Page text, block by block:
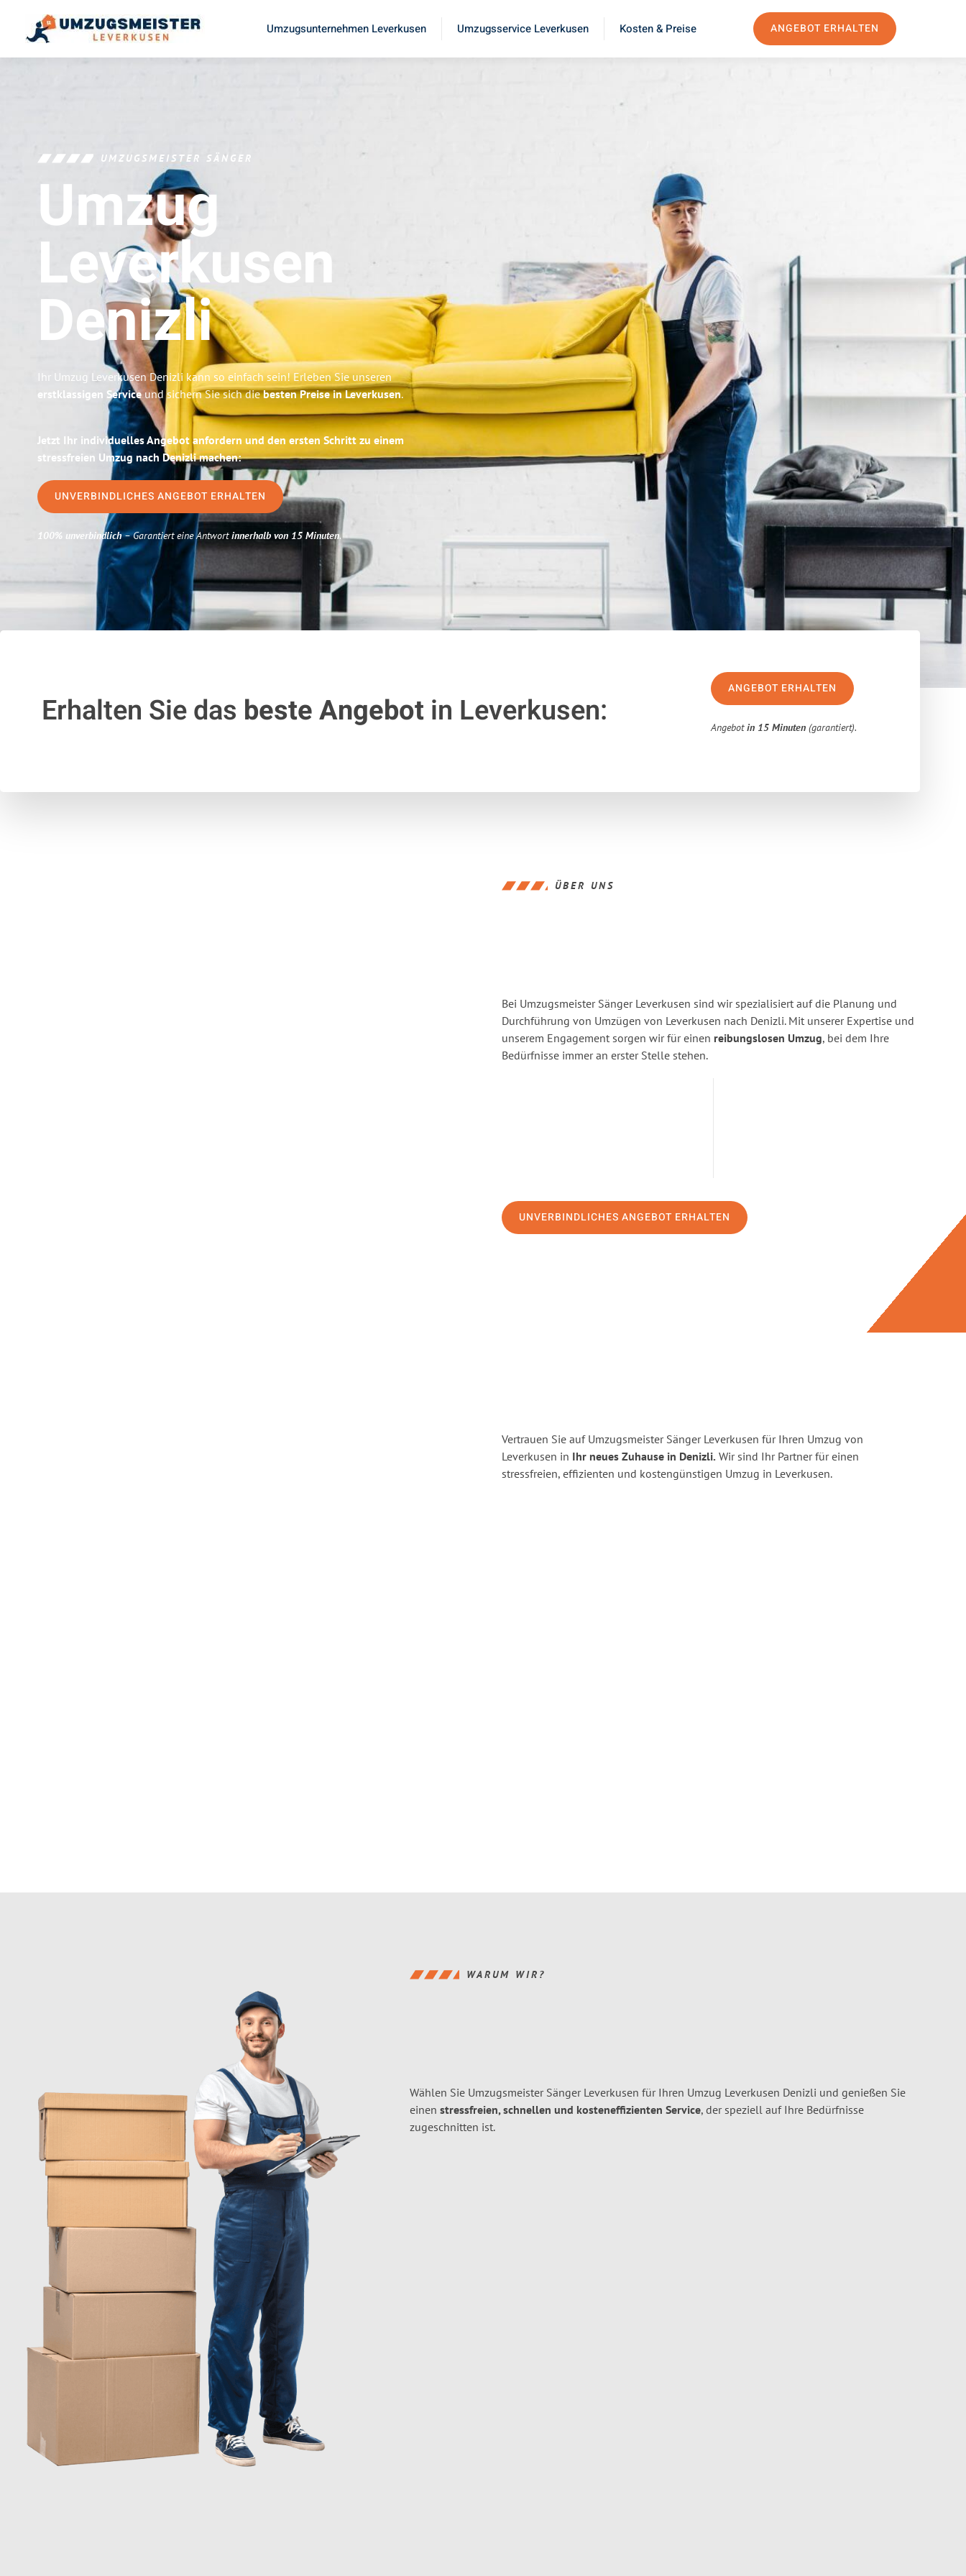
Umzugsunternehmen Leverkusen Umzugsservice Leverkusen Kosten & Preise ANGEBOT ERHALTEN
UMZUGSMEISTER SÄNGER
Umzug
Leverkusen
Denizli
Ihr Umzug Leverkusen Denizli kann so einfach sein! Erleben Sie unseren
erstklassigen Serviceund sichern Sie sich diebesten Preise in Leverkusen.
Jetzt Ihr individuelles Angebot anfordern und den ersten Schritt zu einem
stressfreien Umzug nach Denizli machen:
UNVERBINDLICHES ANGEBOT ERHALTEN
100% unverbindlich– Garantiert eine Antwortinnerhalb von 15 Minuten.
Erhalten Sie das beste Angebotin Leverkusen:
ANGEBOT ERHALTEN
Angebotin 15 Minuten (garantiert).
ÜBER UNS
Bei Umzugsmeister Sänger Leverkusen sind wir spezialisiert auf die Planung und
Durchführung von Umzügen von Leverkusen nach Denizli. Mit unserer Expertise und
unserem Engagement sorgen wir für einen reibungslosen Umzug, bei dem Ihre
Bedürfnisse immer an erster Stelle stehen.
UNVERBINDLICHES ANGEBOT ERHALTEN
Vertrauen Sie auf Umzugsmeister Sänger Leverkusen für Ihren Umzug von
Leverkusen in Ihr neues Zuhause in Denizli. Wir sind Ihr Partner für einen
stressfreien, effizienten und kostengünstigen Umzug in Leverkusen.
WARUM WIR?
Wählen Sie Umzugsmeister Sänger Leverkusen für Ihren Umzug Leverkusen Denizli und genießen Sie
einen stressfreien, schnellen und kosteneffizienten Service, der speziell auf Ihre Bedürfnisse
zugeschnitten ist.